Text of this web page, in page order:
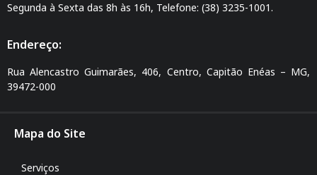
Segunda à Sexta das 8h às 16h, Telefone: (38) 3235-1001.
Endereço:
Rua Alencastro Guimarães, 406, Centro, Capitão Enéas – MG,
39472-000
Mapa do Site
Serviços